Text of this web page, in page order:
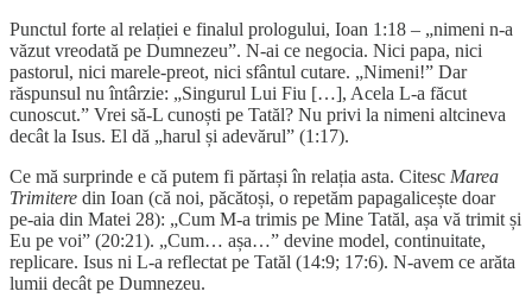
Punctul forte al relației e finalul prologului, Ioan 1:18 – „nimeni n-a
văzut vreodată pe Dumnezeu”. N-ai ce negocia. Nici papa, nici
pastorul, nici marele-preot, nici sfântul cutare. „Nimeni!” Dar
răspunsul nu întârzie: „Singurul Lui Fiu […], Acela L-a făcut
cunoscut.” Vrei să-L cunoști pe Tatăl? Nu privi la nimeni altcineva
decât la Isus. El dă „harul și adevărul” (1:17).
Ce mă surprinde e că putem fi părtași în relația asta. Citesc Marea
Trimitere din Ioan (că noi, păcătoși, o repetăm papagalicește doar
pe-aia din Matei 28): „Cum M-a trimis pe Mine Tatăl, așa vă trimit și
Eu pe voi” (20:21). „Cum… așa…” devine model, continuitate,
replicare. Isus ni L-a reflectat pe Tatăl (14:9; 17:6). N-avem ce arăta
lumii decât pe Dumnezeu.